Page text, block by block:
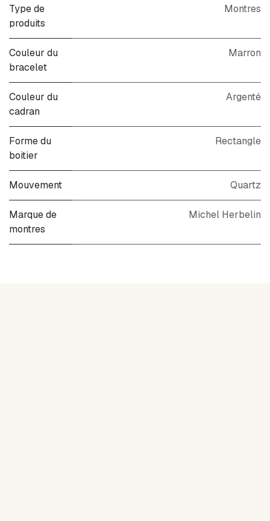
Type de
produits
Montres
Couleur du
bracelet
Marron
Couleur du
cadran
Argenté
Forme du
boitier
Rectangle
Mouvement Quartz
Marque de
montres
Michel Herbelin